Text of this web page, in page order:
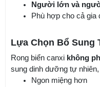
Người lớn và
Phù hợp cho cả gia
Lựa Chọn Bổ Sung
Rong biển canxi không
sung dinh dưỡng tự
Ngon miệng hơn